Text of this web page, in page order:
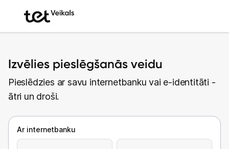
Izvēlies pieslēgšanās veidu
Pieslēdzies ar savu internetbanku vai e-identitāti -
ātri un droši.
Ar internetbanku